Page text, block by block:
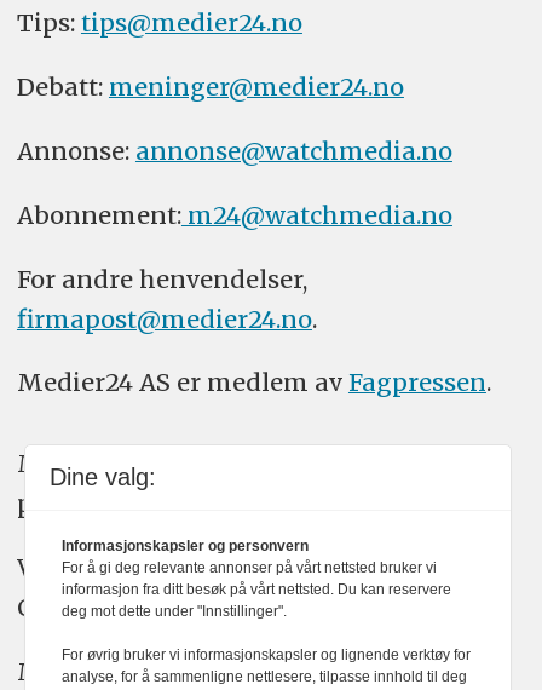
Tips: tips@medier24.no
Debatt: meninger@medier24.no
Annonse: annonse@watchmedia.no
Abonnement:m24@watchmedia.no
For andre henvendelser,
firmapost@medier24.no.
Medier24 AS er medlem av Fagpressen.
Medier24 arbeider etter Vær Varsom-
plakatens regler for god presseskikk.
Vi bruker KI-verktøy som ChatGPT,
Claude, og Gemini i journalistikken vår.
Medier24s redaksjon har alltid det fulle
Dine valg:
Informasjonskapsler og personvern
For å gi deg relevante annonser på vårt nettsted bruker vi
informasjon fra ditt besøk på vårt nettsted. Du kan reservere
deg mot dette under "Innstillinger".
For øvrig bruker vi informasjonskapsler og lignende verktøy for
analyse, for å sammenligne nettlesere, tilpasse innhold til deg